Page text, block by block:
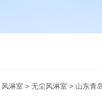
风淋室 > 无尘风淋室 > 山东青